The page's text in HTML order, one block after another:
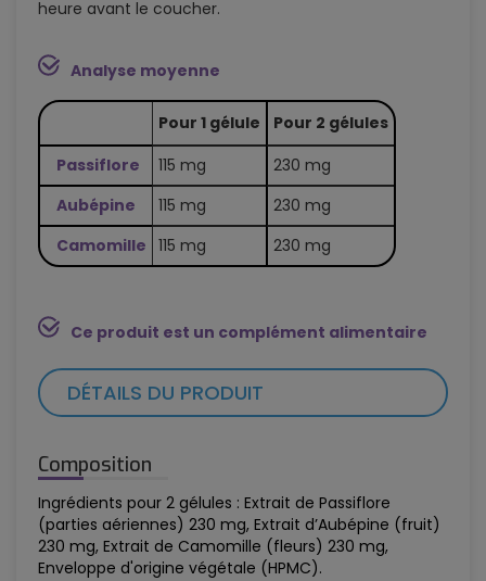
heure avant le coucher.
Analyse moyenne
Pour 1 gélule
Pour 2 gélules
Passiflore
115 mg
230 mg
Aubépine
115 mg
230 mg
Camomille 115 mg 230 mg
Ce produit est un complément alimentaire
DÉTAILS DU PRODUIT
Composition
Ingrédients pour 2 gélules : Extrait de Passiflore
(parties aériennes) 230 mg, Extrait d’Aubépine (fruit)
230 mg, Extrait de Camomille (fleurs) 230 mg,
Enveloppe d'origine végétale (HPMC).